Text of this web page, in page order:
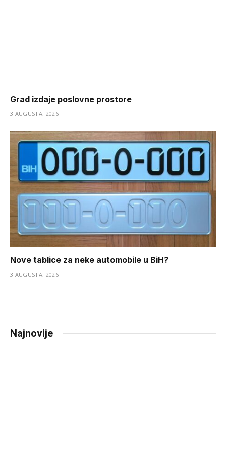
Grad izdaje poslovne prostore
3 AUGUSTA, 2026
Nove tablice za neke automobile u BiH?
3 AUGUSTA, 2026
Najnovije